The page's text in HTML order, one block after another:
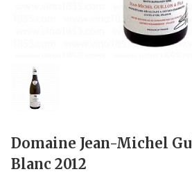
Domaine Jean-Michel
Blanc 2012